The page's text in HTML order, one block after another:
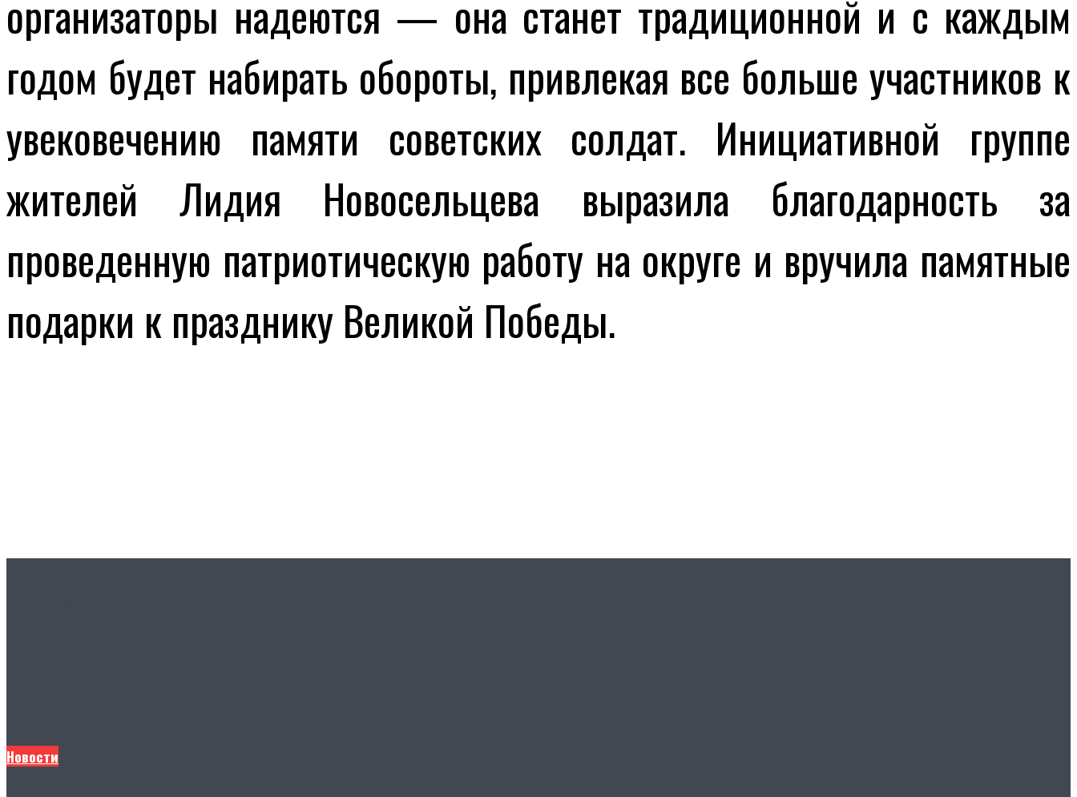
организаторы надеются — она станет традиционной и с каждым
годом будет набирать обороты, привлекая все больше участников к
увековечению памяти советских солдат. Инициативной группе
жителей Лидия Новосельцева выразила благодарность за
проведенную патриотическую работу на округе и вручила памятные
подарки к празднику Великой Победы.
Новости